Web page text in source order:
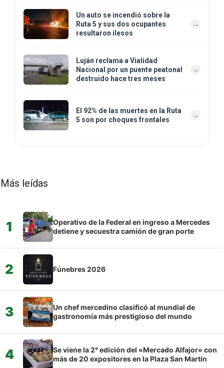
Un auto se incendió sobre la
Ruta 5 y sus dos ocupantes
resultaron ilesos
Luján reclama a Vialidad
Nacional por un puente peatonal
destruido hace tres meses
El 92% de las muertes en la Ruta
5 son por choques frontales
Más leídas
1
Operativo de la Federal en ingreso a Mercedes
detiene y secuestra camión de gran porte
2 Fúnebres 2026
3
Un chef mercedino clasificó al mundial de
gastronomía más prestigioso del mundo
4
Se viene la 2° edición del «Mercado Alfajor» con
más de 20 expositores en la Plaza San Martín